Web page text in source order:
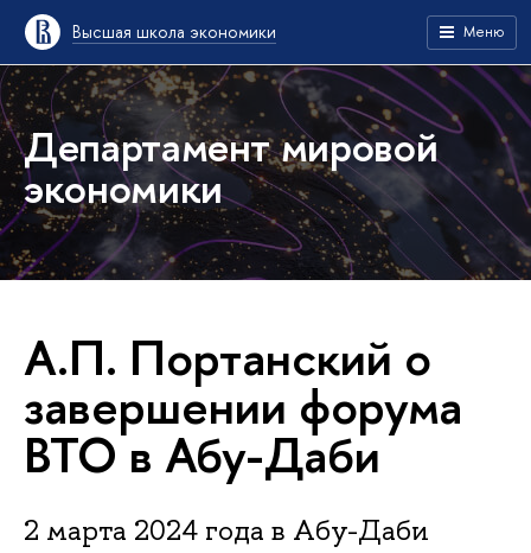
Высшая школа экономики Меню
Департамент мировой
экономики
А.П. Портанский о
завершении форума
ВТО в Абу-Даби
2 марта 2024 года в Абу-Даби